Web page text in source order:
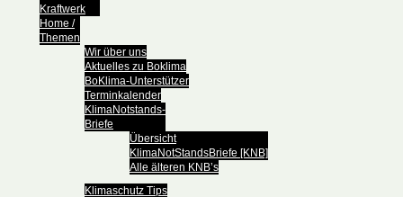
Kraftwerk
Home /
Themen
Wir über uns
Aktuelles zu Boklima
BoKlima-Unterstützer
Terminkalender
KlimaNotstands-
Briefe
Übersicht
KlimaNotStandsBriefe [KNB]
Alle älteren KNB’s
Klimaschutz Tips